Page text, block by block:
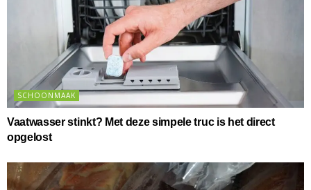
SCHOONMAAK
Vaatwasser stinkt? Met deze simpele truc is het direct
opgelost